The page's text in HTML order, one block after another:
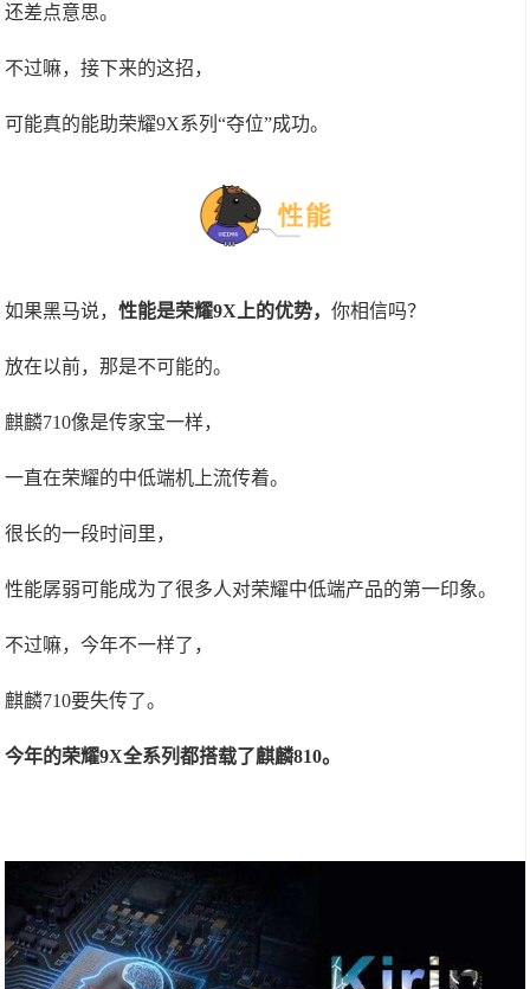
还差点意思。
不过嘛，接下来的这招，
可能真的能助荣耀9X系列“夺位”成功。
如果黑马说，性能是荣耀9X上的优势，你相信吗？
放在以前，那是不可能的。
麒麟710像是传家宝一样，
一直在荣耀的中低端机上流传着。
很长的一段时间里，
性能孱弱可能成为了很多人对荣耀中低端产品的第一印象。
不过嘛，今年不一样了，
麒麟710要失传了。
今年的荣耀9X全系列都搭载了麒麟810。